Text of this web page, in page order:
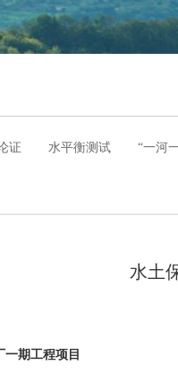
证 水平衡测试 “一河
水土
一期工程项目